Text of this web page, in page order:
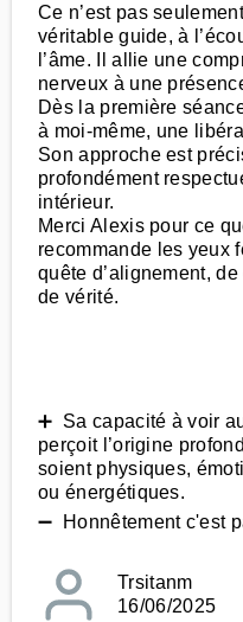
Ce n’est pas
véritable guide, à
l’âme. Il allie une
nerveux à une
Dès la première
à moi-même, une
Son approche est
profondément
intérieur.
Merci Alexis pour ce
recommande les yeux
quête d’alignement,
de vérité.
➕ Sa capacité à voir
perçoit l’origine
soient physiques,
ou énergétiques.
➖ Honnêtement c'est
Trsitanm
16/06/2025